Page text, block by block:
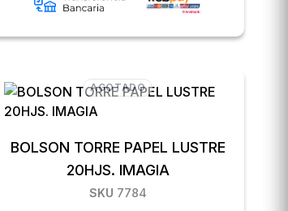
AGOTADO
BOLSON TORRE PAPEL LUSTRE
20HJS. IMAGIA
SKU 7784